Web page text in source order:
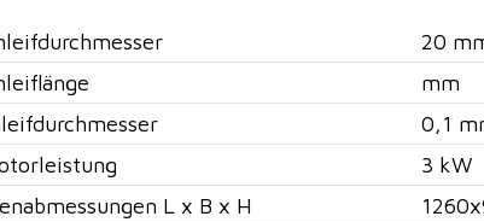
20
mm
0,1
3 kW
L x B x H